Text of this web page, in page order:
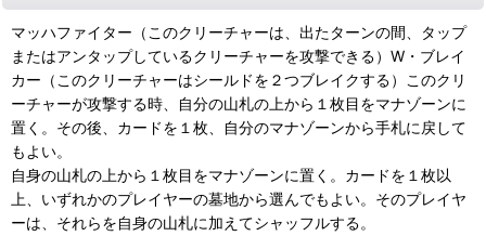
マッハファイター（このクリーチャーは、出たターンの間、タップ
またはアンタップしているクリーチャーを攻撃できる）W・ブレイ
カー（このクリーチャーはシールドを２つブレイクする）このクリ
ーチャーが攻撃する時、自分の山札の上から１枚目をマナゾーンに
置く。その後、カードを１枚、自分のマナゾーンから手札に戻して
もよい。
自身の山札の上から１枚目をマナゾーンに置く。カードを１枚以
上、いずれかのプレイヤーの墓地から選んでもよい。そのプレイヤ
ーは、それらを自身の山札に加えてシャッフルする。